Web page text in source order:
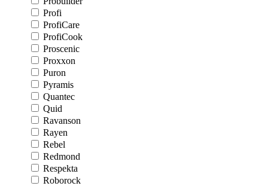
Profi
ProfiCare
ProfiCook
Proscenic
Proxxon
Puron
Pyramis
Quantec
Quid
Ravanson
Rayen
Rebel
Redmond
Respekta
Roborock